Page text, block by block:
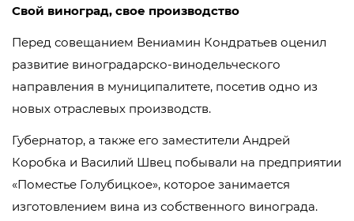
Свой виноград, свое производство
Перед совещанием Вениамин Кондратьев оценил
развитие виноградарско-винодельческого
направления в муниципалитете, посетив одно из
новых отраслевых производств.
Губернатор, а также его заместители Андрей
Коробка и Василий Швец побывали на предприятии
«Поместье Голубицкое», которое занимается
изготовлением вина из собственного винограда.